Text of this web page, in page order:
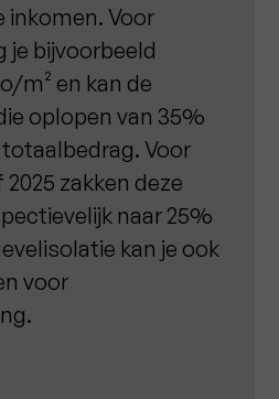
inkomen. Voor
je bijvoorbeeld
m² en kan de
oplopen van 35%
Voor
zakken deze
naar 25%
kan je ook
voor